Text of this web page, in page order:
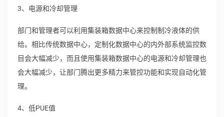
3、电源和冷却管理
部门和管理者可以利用集装箱数据中心来控制制冷液体的供
给。相比传统数据中心，定制化数据中心的内外部系统监控数
目会大幅减少，而且使用集装箱数据中心的电源和冷却管理也
会大幅减少，让部门腾出更多精力来管控功能和实现自动化管
理。
4、低PUE值